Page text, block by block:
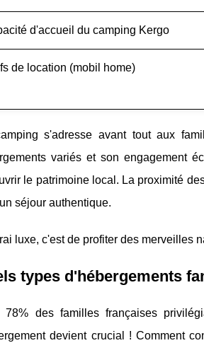
d'accueil du camping Kergo
de location (mobil home)
s'adresse avant tout aux
variés et son engagement
le patrimoine local. La proximité
séjour authentique.
luxe, c'est de profiter des merveilles
types d'hébergements
78% des familles françaises
devient crucial ! Comment